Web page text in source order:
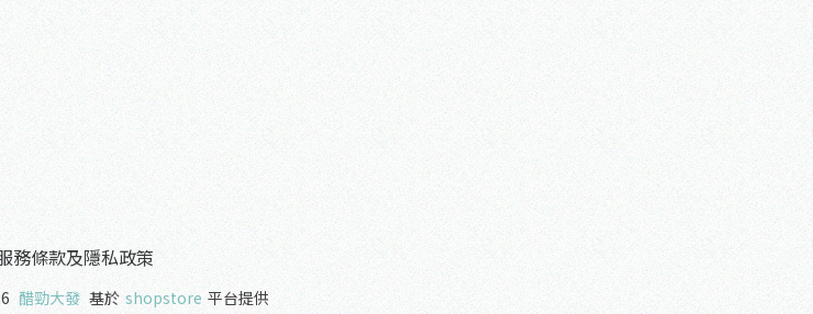
務條款及隱私政策
醋勁大發 基於 shopstore 平台提供